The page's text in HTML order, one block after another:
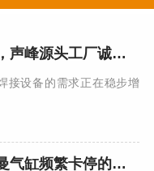
太仓超声波焊接机经销商招募，声峰源头工厂诚邀德企之乡合伙人
接设备的需求正在稳步增
从密封失效到楔形卡死：海尔曼气缸频繁卡停的机理分析与专业修复